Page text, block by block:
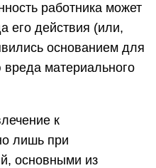
работника может
его действия (или,
основанием для
материального
к
лишь при
основными из